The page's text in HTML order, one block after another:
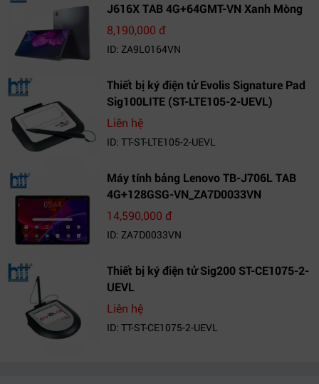
J616X TAB 4G+64GMT-VN Xanh Mòng
Két_ZA9L0164VN
8,190,000 đ
ID: ZA9L0164VN
Thiết bị ký điện tử Evolis Signature Pad
Sig100LITE (ST-LTE105-2-UEVL)
Liên hệ
ID: TT-ST-LTE105-2-UEVL
Máy tính bảng Lenovo TB-J706L TAB
4G+128GSG-VN_ZA7D0033VN
14,590,000 đ
ID: ZA7D0033VN
Thiết bị ký điện tử Sig200 ST-CE1075-2-
UEVL
Liên hệ
ID: TT-ST-CE1075-2-UEVL